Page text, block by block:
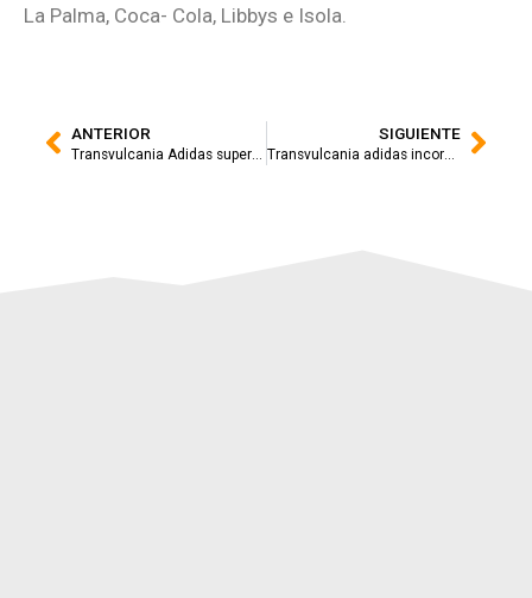
La Palma, Coca- Cola, Libbys e Isola.
ANTERIOR
Transvulcania Adidas supera las 1.000 personas en lista de espera por primera vez en su historia
SIGUIENTE
Transvulcania adidas incorpora a Nutrinovex como patrocinador oficial de nutrición deportiva